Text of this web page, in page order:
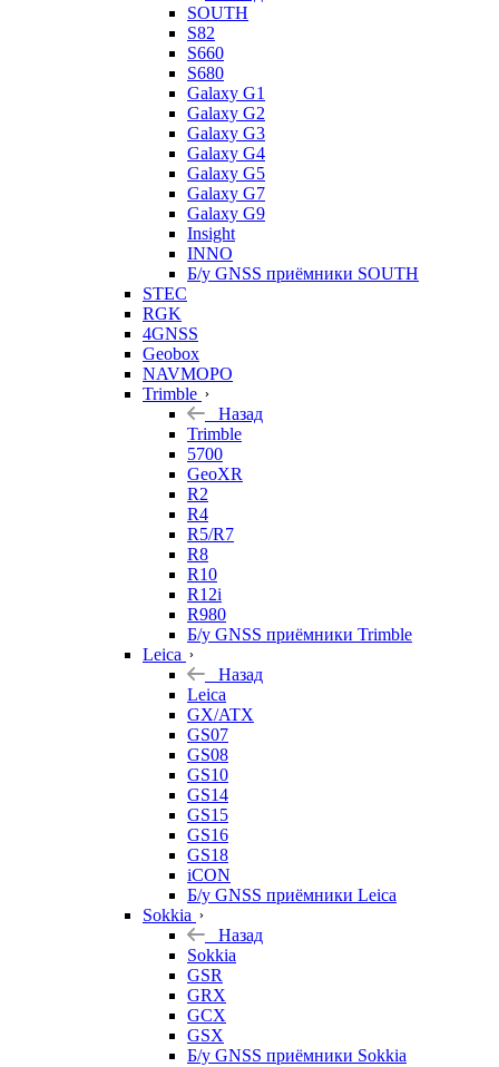
SOUTH
S82
S660
S680
Galaxy G1
Galaxy G2
Galaxy G3
Galaxy G4
Galaxy G5
Galaxy G7
Galaxy G9
Insight
INNO
Б/у GNSS приёмники SOUTH
STEC
RGK
4GNSS
Geobox
NAVMOPO
Trimble
Назад
Trimble
5700
GeoXR
R2
R4
R5/R7
R8
R10
R12i
R980
Б/у GNSS приёмники Trimble
Leica
Назад
Leica
GX/ATX
GS07
GS08
GS10
GS14
GS15
GS16
GS18
iCON
Б/у GNSS приёмники Leica
Sokkia
Назад
Sokkia
GSR
GRX
GCX
GSX
Б/у GNSS приёмники Sokkia